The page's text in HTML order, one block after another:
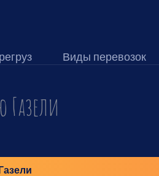
Виды перевозок
Газели